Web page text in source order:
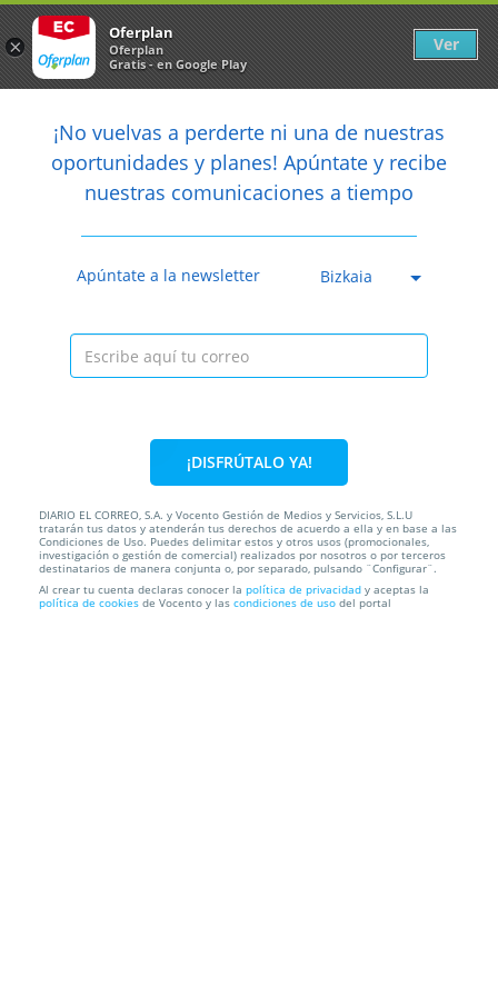

Caducada
60% 50€ 19,90€
Certificado médico psicotécnico
C.R.C. Santyana / Juan de Ajuriaguerra, 9 - 3º Dcha, 48009. Bilbao.
Bizkaia
arrow_back Newsletter
¡No vuelvas a perderte ni una de nuestras
oportunidades y planes! Apúntate y recibe
nuestras comunicaciones a tiempo
Apúntate a la newsletter Bizkaia
¡DISFRÚTALO YA!
DIARIO EL CORREO, S.A. y Vocento Gestión de Medios y Servicios, S.L.U
tratarán tus datos y atenderán tus derechos de acuerdo a ella y en base a las
Condiciones de Uso. Puedes delimitar estos y otros usos (promocionales,
investigación o gestión de comercial) realizados por nosotros o por terceros
destinatarios de manera conjunta o, por separado, pulsando ¨Configurar¨.
Al crear tu cuenta declaras conocer la política de privacidad y aceptas la
política de cookies de Vocento y las condiciones de uso del portal
×
Oferplan
Oferplan
Gratis - en Google Play
Ver